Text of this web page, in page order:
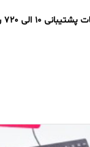
پشتیبانی 10 الی 20 7 روز ضمانت